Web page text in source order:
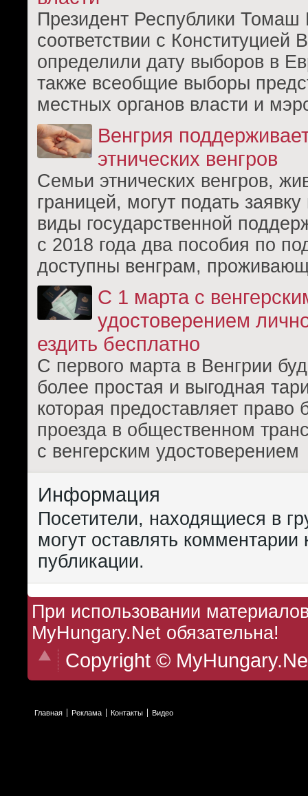
Президент Республики Томаш
соответствии с Конституцией
определили дату выборов в
также всеобщие выборы
местных органов власти и
Венгрия
этнических венгров
Семьи этнических венгров,
границей, могут подать
виды государственной
с 2018 года два пособия по
доступны венграм,
С 1 марта с
удостоверением
ездить бесплатно
С первого марта в Венгрии
более простая и выгодная
которая предоставляет право
проезда в общественном
с венгерским удостоверением
Информация
Посетители, находящиеся в
могут оставлять комментарии
публикации.
При использовании
MyHungary.Net обязательна!
Copyright ©
Главная Реклама Контакты Видео